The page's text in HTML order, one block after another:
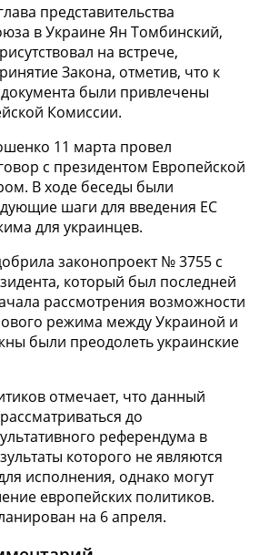
представительства
в Украине Ян Томбинский,
на встрече,
Закона, отметив, что к
документа были привлечены
Комиссии.
11 марта провел
с президентом Европейской
В ходе беседы были
шаги для введения ЕС
для украинцев.
законопроект № 3755 с
который был последней
рассмотрения возможности
режима между Украиной и
были преодолеть украинские
отмечает, что данный
до
референдума в
которого не являются
исполнения, однако могут
европейских политиков.
на 6 апреля.